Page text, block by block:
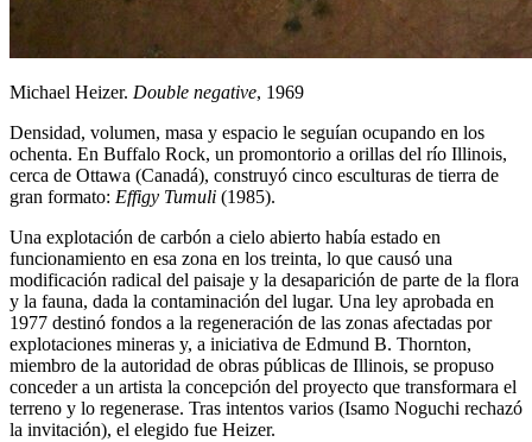
Michael Heizer. Double negative, 1969
Densidad, volumen, masa y espacio le seguían ocupando en los
ochenta. En Buffalo Rock, un promontorio a orillas del río Illinois,
cerca de Ottawa (Canadá), construyó cinco esculturas de tierra de
gran formato: Effigy Tumuli (1985).
Una explotación de carbón a cielo abierto había estado en
funcionamiento en esa zona en los treinta, lo que causó una
modificación radical del paisaje y la desaparición de parte de la flora
y la fauna, dada la contaminación del lugar. Una ley aprobada en
1977 destinó fondos a la regeneración de las zonas afectadas por
explotaciones mineras y, a iniciativa de Edmund B. Thornton,
miembro de la autoridad de obras públicas de Illinois, se propuso
conceder a un artista la concepción del proyecto que transformara el
terreno y lo regenerase. Tras intentos varios (Isamo Noguchi rechazó
la invitación), el elegido fue Heizer.